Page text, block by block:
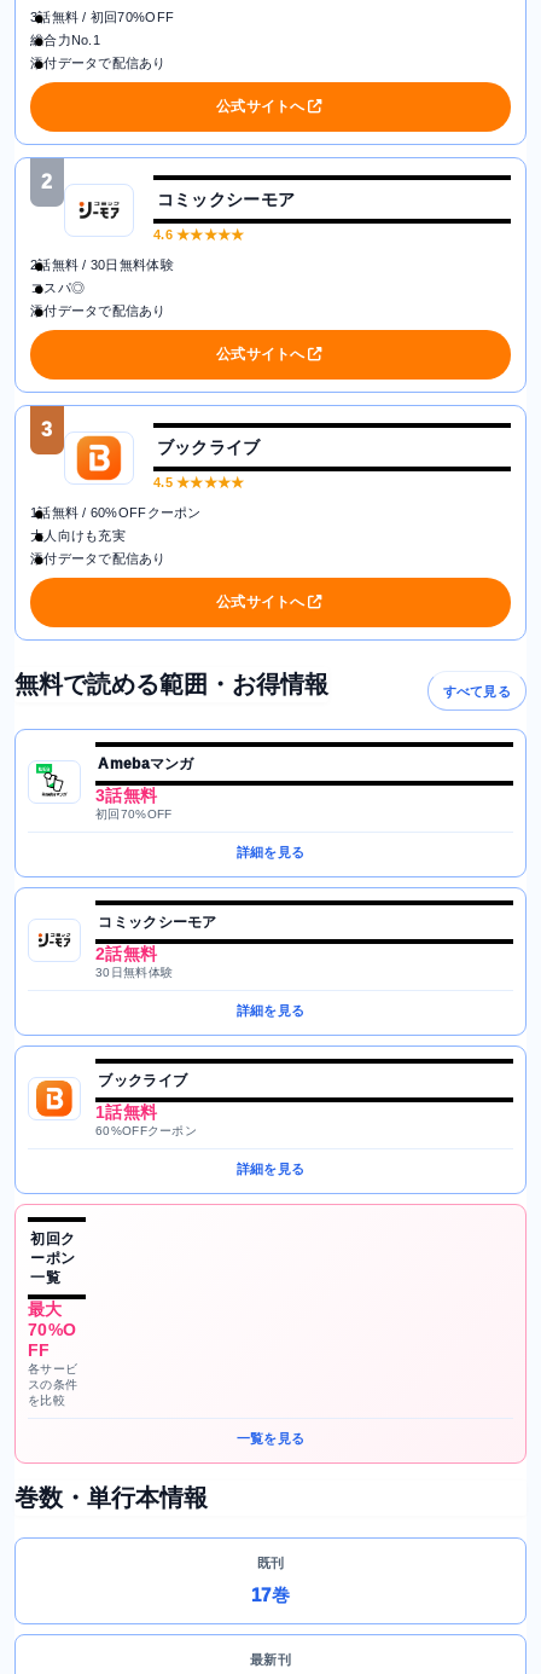
3話無料 / 初回70%OFF
総合力No.1
添付データで配信あり
公式サイトへ
2
コミックシーモア
4.6★★★★★
2話無料 / 30日無料体験
コスパ◎
添付データで配信あり
公式サイトへ
3
ブックライブ
4.5★★★★★
1話無料 / 60%OFFクーポン
大人向けも充実
添付データで配信あり
公式サイトへ
無料で読める範囲・お得情報 すべて見る
Amebaマンガ
3話無料
初回70%OFF
詳細を見る
コミックシーモア
2話無料
30日無料体験
詳細を見る
ブックライブ
1話無料
60%OFFクーポン
詳細を見る
初回ク
ーポン
一覧
最大
70%O
FF
各サービ
スの条件
を比較
一覧を見る
巻数・単行本情報
既刊
17巻
最新刊